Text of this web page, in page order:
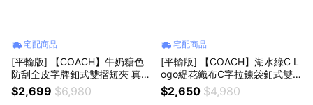
宅配商品
[平輸版] 【COACH】牛奶糖色
防刮全皮字牌釦式雙摺短夾 真品
平輸
$2,699 $6,980
宅配商品
[平輸版] 【COACH】湖水綠C L
ogo緹花織布C字拉鍊袋釦式雙
摺短夾 真品平輸
$2,650 $4,980